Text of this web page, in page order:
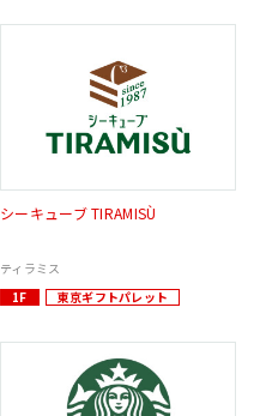
シーキューブ TIRAMISÙ
ティラミス
1F
東京ギフトパレット